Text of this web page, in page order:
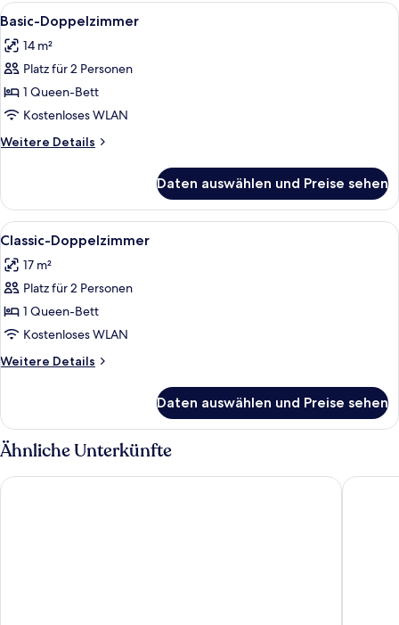
Alle
Fotos
für
Basic-
Doppelzimmer
anzeigen
Ein Schlafzimmer mit einem Bett,
5
Basic-Doppelzimmer
14 m²
Platz für 2 Personen
1 Queen-Bett
Kostenloses WLAN
Weitere Details
Weitere
Doppelzimmer
Daten auswählen und Preise sehen
Alle
Fotos
für
Classic-
Doppelzimmer
anzeigen
Ein ordentlich bezogenes Bett mit
6
Classic-Doppelzimmer
17 m²
Platz für 2 Personen
1 Queen-Bett
Kostenloses WLAN
Weitere Details
Weitere
Doppelzimmer
Daten auswählen und Preise sehen
Ähnliche Unterkünfte
Maison Colosseo Hotel